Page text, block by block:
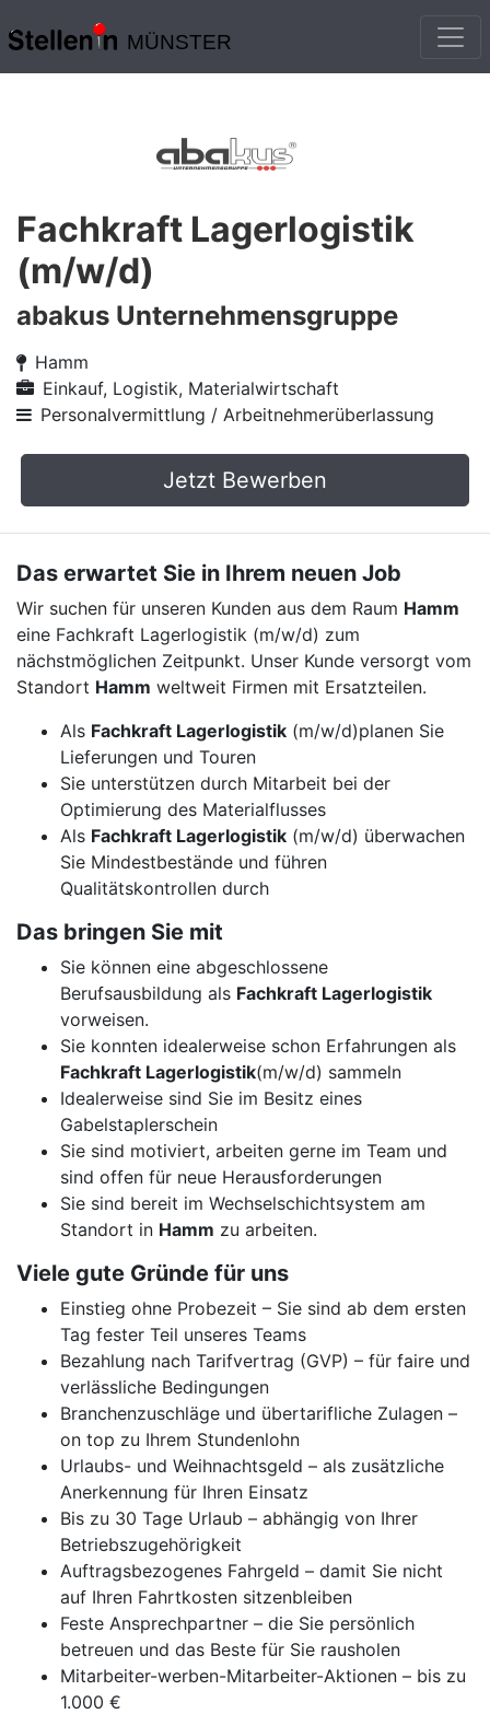
MÜNSTER
Fachkraft Lagerlogistik
(m/w/d)
abakus Unternehmensgruppe
Hamm
Einkauf, Logistik, Materialwirtschaft
Personalvermittlung / Arbeitnehmerüberlassung
Jetzt Bewerben
Das erwartet Sie in Ihrem neuen Job
Wir suchen für unseren Kunden aus dem Raum Hamm
eine Fachkraft Lagerlogistik (m/w/d) zum
nächstmöglichen Zeitpunkt. Unser Kunde versorgt vom
Standort Hamm weltweit Firmen mit Ersatzteilen.
Als Fachkraft Lagerlogistik (m/w/d)planen Sie
Lieferungen und Touren
Sie unterstützen durch Mitarbeit bei der
Optimierung des Materialflusses
Als Fachkraft Lagerlogistik (m/w/d) überwachen
Sie Mindestbestände und führen
Qualitätskontrollen durch
Das bringen Sie mit
Sie können eine abgeschlossene
Berufsausbildung als Fachkraft Lagerlogistik
vorweisen.
Sie konnten idealerweise schon Erfahrungen als
Fachkraft Lagerlogistik(m/w/d) sammeln
Idealerweise sind Sie im Besitz eines
Gabelstaplerschein
Sie sind motiviert, arbeiten gerne im Team und
sind offen für neue Herausforderungen
Sie sind bereit im Wechselschichtsystem am
Standort in Hamm zu arbeiten.
Viele gute Gründe für uns
Einstieg ohne Probezeit – Sie sind ab dem ersten
Tag fester Teil unseres Teams
Bezahlung nach Tarifvertrag (GVP) – für faire und
verlässliche Bedingungen
Branchenzuschläge und übertarifliche Zulagen –
on top zu Ihrem Stundenlohn
Urlaubs- und Weihnachtsgeld – als zusätzliche
Anerkennung für Ihren Einsatz
Bis zu 30 Tage Urlaub – abhängig von Ihrer
Betriebszugehörigkeit
Auftragsbezogenes Fahrgeld – damit Sie nicht
auf Ihren Fahrtkosten sitzenbleiben
Feste Ansprechpartner – die Sie persönlich
betreuen und das Beste für Sie rausholen
Mitarbeiter-werben-Mitarbeiter-Aktionen – bis zu
1.000 €